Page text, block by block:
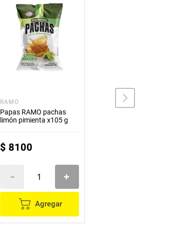
RAMO
Papas RAMO pachas
limón pimienta x105 g
$ 8100
Agregar
NACK CREW